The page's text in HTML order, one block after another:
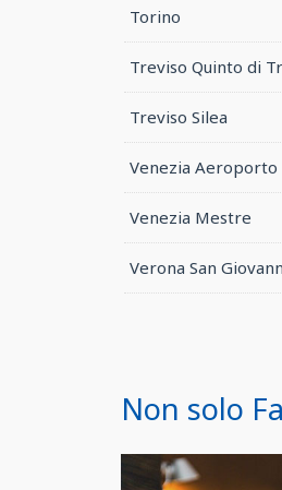
Torino
Treviso Quinto di
Treviso Silea
Venezia Aeroporto
Venezia Mestre
Verona San
Non solo